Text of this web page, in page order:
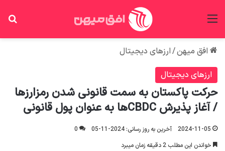
افق میهن/ارزهای دیجیتال
ارزهای دیجیتال
حرکت پاکستان به سمت قانونی شدن رمزارزها
/ آغاز پذیرش CBDCها به عنوان پول قانونی
2024-11-05 آخرین به روز رسانی: 2024-11-05
0
خواندن این مطلب 2 دقیقه زمان میبرد